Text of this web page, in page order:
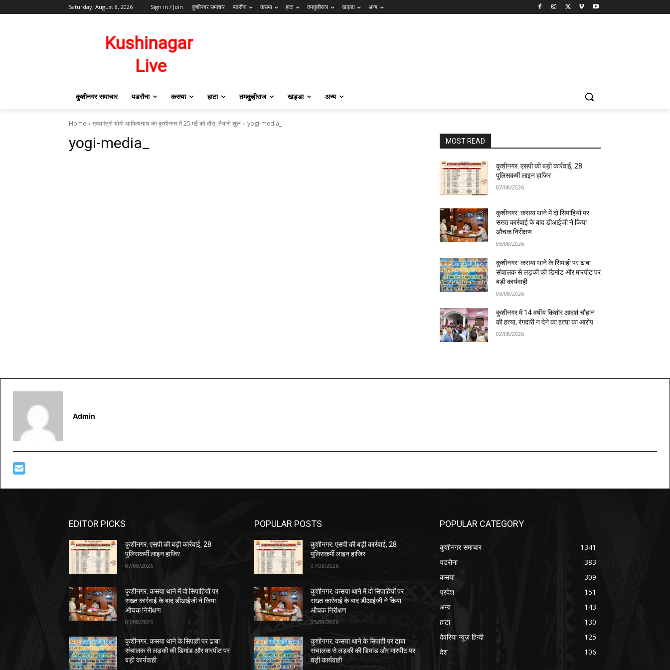
Saturday, August 8, 2026 Sign in / Join कुशीनगर समाचार पडरौना कसया हाटा तमकुहीराज खड्डा अन्य
कुशीनगर समाचार पडरौना कसया हाटा तमकुहीराज खड्डा अन्य
Home मुख्यमंत्री योगी आदित्यनाथ का कुशीनगर में 25 मई को दौरा, तैयारी शुरू yogi-media_
yogi-media_ MOST READ
कुशीनगर: एसपी की बड़ी कार्रवाई, 28
पुलिसकर्मी लाइन हाजिर
07/08/2026
कुशीनगर: कसया थाने में दो सिपाहियों पर
सख्त कार्रवाई के बाद डीआईजी ने किया
औचक निरीक्षण
05/08/2026
कुशीनगर: कसया थाने के सिपाही पर ढाबा
संचालक से लड़की की डिमांड और मारपीट पर
बड़ी कार्यवाही
05/08/2026
कुशीनगर में 14 वर्षीय किशोर आदर्श चौहान
की हत्या, रंगदारी न देने का हत्या का आरोप
02/08/2026
Admin
EDITOR PICKS
कुशीनगर: एसपी की बड़ी कार्रवाई, 28
पुलिसकर्मी लाइन हाजिर
07/08/2026
कुशीनगर: कसया थाने में दो सिपाहियों पर
सख्त कार्रवाई के बाद डीआईजी ने किया
औचक निरीक्षण
05/08/2026
कुशीनगर: कसया थाने के सिपाही पर ढाबा
संचालक से लड़की की डिमांड और मारपीट पर
बड़ी कार्यवाही
POPULAR POSTS
कुशीनगर: एसपी की बड़ी कार्रवाई, 28
पुलिसकर्मी लाइन हाजिर
07/08/2026
कुशीनगर: कसया थाने में दो सिपाहियों पर
सख्त कार्रवाई के बाद डीआईजी ने किया
औचक निरीक्षण
05/08/2026
कुशीनगर: कसया थाने के सिपाही पर ढाबा
संचालक से लड़की की डिमांड और मारपीट पर
बड़ी कार्यवाही
POPULAR CATEGORY
कुशीनगर समाचार
1341
पडरौना
383
कसया
309
प्रदेश
151
अन्य
143
हाटा
130
देवरिया न्यूज़ हिन्दी
125
देश
106